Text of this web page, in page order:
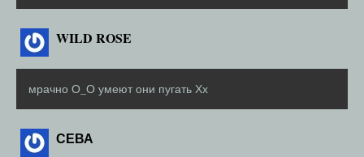
WILD ROSE
мрачно О_О умеют они пугать Хх
СЕВА